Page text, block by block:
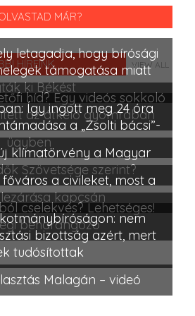
MÁR?
HÍREINK VIEW ALL
letagadja, hogy bírósági
támogatása miatt
ki Békést
híd? Egy videós sokkoló
az átkelő gyomrában
Így ingott meg 24 óra
a „Zsolti bácsi”-
ügyben
klímatörvény a Magyar
Szövetsége szerint?
a civileket, most a
kapcsán
cselekvés? Lehetséges!
beharangozó
nem
bizottság azért, mert
tudósítottak
Malagán – videó